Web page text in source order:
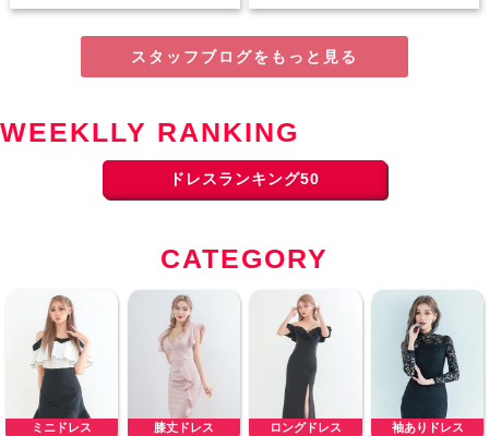
スタッフブログをもっと見る
WEEKLLY RANKING
ドレスランキング50
CATEGORY
ミニドレス 膝丈ドレス ロングドレス 袖ありドレス